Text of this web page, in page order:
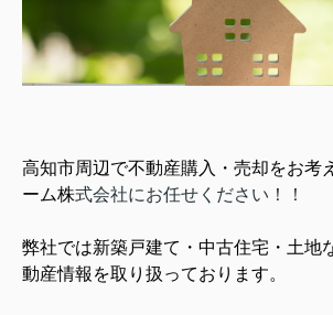
高知市周辺で不動産購入・売却をお考
ーム株式会社にお任せください！！
弊社では新築戸建て・中古住宅・土地
動産情報を取り扱っております。